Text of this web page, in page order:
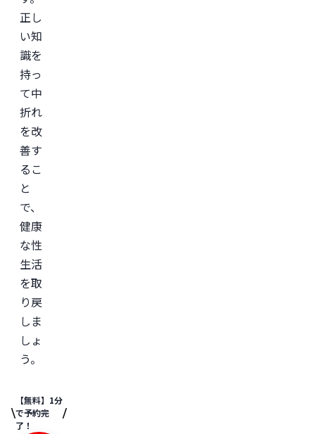
正し
い知
識を
持っ
て中
折れ
を改
善す
るこ
と
で、
健康
な性
生活
を取
り戻
しま
しょ
う。
【無料】1分
で予約完
了！